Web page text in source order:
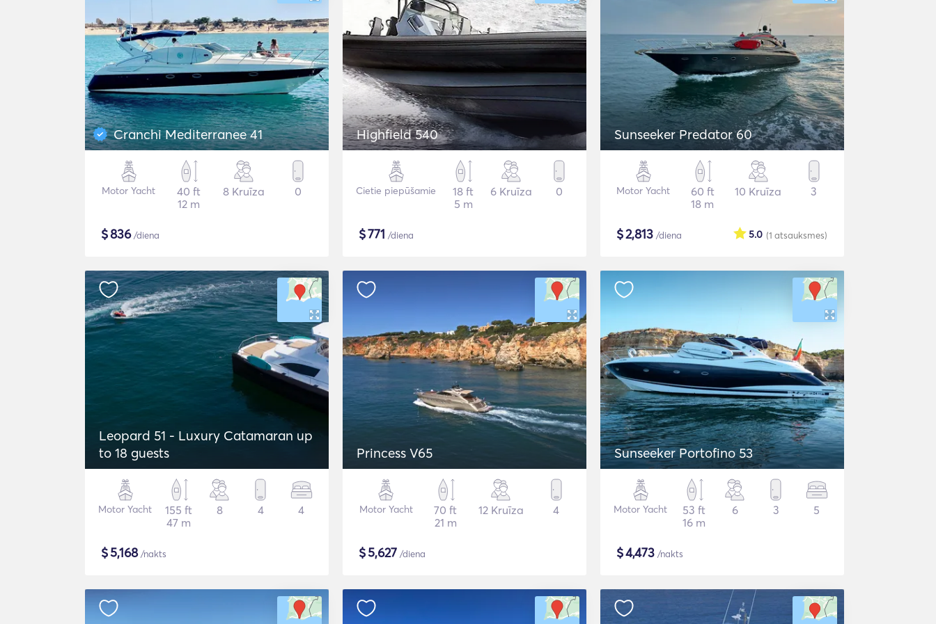
Cranchi Mediterranee 41
Motor Yacht
40 ft
12 m
8 Kruīza 0
$836/diena
Highfield 540
Cietie piepūšamie
18 ft
5 m
6 Kruīza 0
$771 /diena
Sunseeker Predator 60
Motor Yacht
60 ft
18 m
10 Kruīza 3
$2,813 /diena (1 atsauksmes)
5.0
Leopard 51 - Luxury Catamaran up
to 18 guests
Motor Yacht
155 ft
47 m
8 4 4
$5,168/nakts
Princess V65
Motor Yacht
70 ft
21 m
12 Kruīza 4
$5,627 /diena
Sunseeker Portofino 53
Motor Yacht
53 ft
16 m
6 3 5
$4,473 /nakts